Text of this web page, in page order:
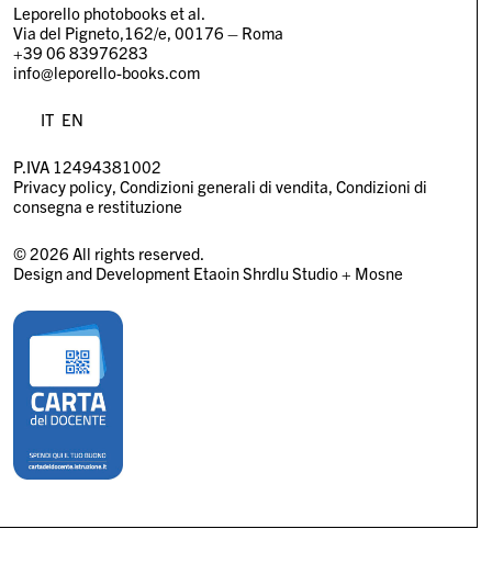
Leporello photobooks et al.
Via del Pigneto,162/e, 00176 – Roma
+39 06 83976283
info@leporello-books.com
IT EN
P.IVA 12494381002
Privacy policy Condizioni generali di vendita Condizioni di
consegna e restituzione
© 2026 All rights reserved.
Design and Development Etaoin Shrdlu Studio+ Mosne